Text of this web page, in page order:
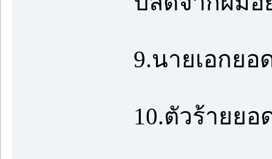
9.นายเอกย
10.ตัวร้ายย